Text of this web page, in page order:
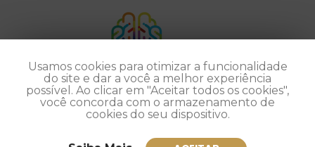
Usamos cookies para otimizar a funcionalidade
do site e dar a você a melhor experiência
possível. Ao clicar em "Aceitar todos os cookies",
você concorda com o armazenamento de
cookies do seu dispositivo.